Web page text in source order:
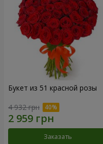
Букет из 51 красной розы
4 932 грн
Заказать